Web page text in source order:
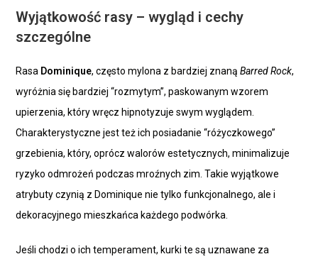
Wyjątkowość rasy – wygląd i cechy
szczególne
Rasa Dominique, często mylona z bardziej znanąBarred Rock,
wyróżnia się bardziej “rozmytym”, paskowanym wzorem
upierzenia, który wręcz hipnotyzuje swym wyglądem.
Charakterystyczne jest też ich posiadanie “różyczkowego”
grzebienia, który, oprócz walorów estetycznych, minimalizuje
ryzyko odmrożeń podczas mroźnych zim. Takie wyjątkowe
atrybuty czynią z Dominique nie tylko funkcjonalnego, ale i
dekoracyjnego mieszkańca każdego podwórka.
Jeśli chodzi o ich temperament, kurki te są uznawane za